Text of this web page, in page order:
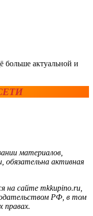
больше актуальной и
материалов,
обязательна активная
на сайте mkkupino.ru,
РФ, в том
правах.